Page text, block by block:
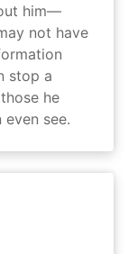
him—
not have
stop a
he
see.